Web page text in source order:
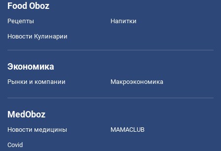
Food Oboz
Рецепты Напитки
Новости Кулинарии
Экономика
Рынки и компании Mакроэкономика
MedOboz
Новости медицины MAMACLUB
Covid